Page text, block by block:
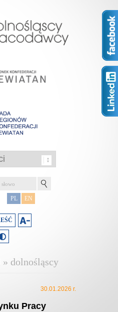
PL EN
» dolnośląscy
30.01.2026 r.
Pracy